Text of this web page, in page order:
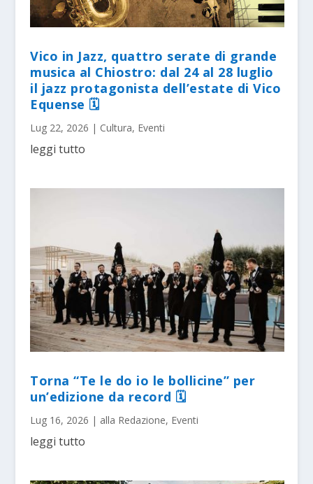
Vico in Jazz, quattro serate di grande
musica al Chiostro: dal 24 al 28 luglio
il jazz protagonista dell’estate di Vico
Equense 🗓
Lug 22, 2026 | Cultura, Eventi
leggi tutto
Torna “Te le do io le bollicine” per
un’edizione da record 🗓
Lug 16, 2026 | alla Redazione, Eventi
leggi tutto